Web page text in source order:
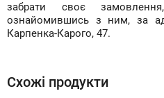
забрати своє
ознайомившись з ним, за
Карпенка-Карого, 47.
Схожі продукти